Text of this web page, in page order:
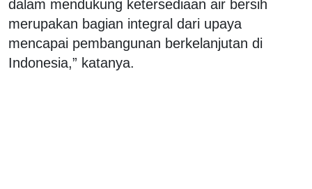
dalam mendukung ketersediaan air bersih
merupakan bagian integral dari upaya
mencapai pembangunan berkelanjutan di
Indonesia,” katanya.